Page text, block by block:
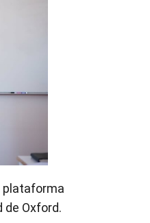
plataforma
de Oxford.